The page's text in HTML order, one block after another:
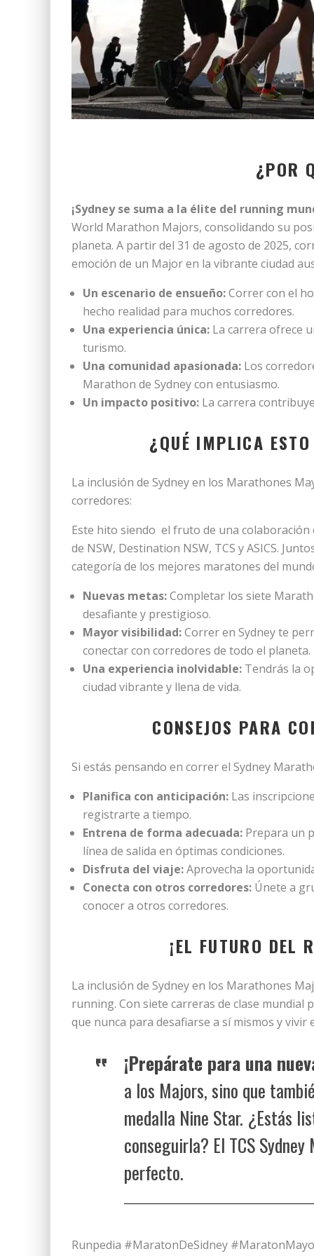
¿POR
¡Sydney se suma a la élite del running
World Marathon Majors, consolidando su
planeta. A partir del 31 de agosto de 2025,
emoción de un Major en la vibrante ciudad
Un escenario de ensueño:Correr con el
hecho realidad para muchos corredores.
Una experiencia única: La carrera ofrece
turismo.
Una comunidad apasionada: Los
Marathon de Sydney con entusiasmo.
Un impacto positivo: La carrera
¿QUÉ IMPLICA
La inclusión de Sydney en los Marathones
corredores:
Este hito siendo el fruto de una
de NSW, Destination NSW, TCS y ASICS.
categoría de los mejores maratones del
Nuevas metas:Completar los siete
desafiante y prestigioso.
Mayor visibilidad:Correr en Sydney te
conectar con corredores de todo el planeta.
Una experiencia inolvidable: Tendrás la
ciudad vibrante y llena de vida.
CONSEJOS PARA
Si estás pensando en correr el Sydney
Planifica con anticipación: Las
registrarte a tiempo.
Entrena de forma adecuada: Prepara un
línea de salida en óptimas condiciones.
Disfruta del viaje:Aprovecha la
Conecta con otros corredores: Únete a
conocer a otros corredores.
¡EL FUTURO DEL
La inclusión de Sydney en los Marathones
running. Con siete carreras de clase
que nunca para desafiarse a sí mismos y vivir
¡Prepárate para una
a los Majors, sino que
medalla Nine Star. ¿Estás
conseguirla? El TCS
perfecto.
Runpedia #MaratonDeSidney